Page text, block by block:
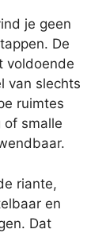
je geen
De
voldoende
van slechts
ruimtes
of smalle
riante,
en
Dat